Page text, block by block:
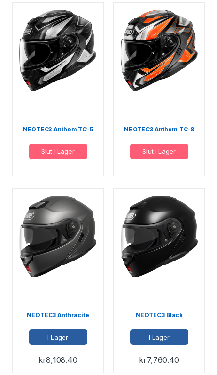
NEOTEC3 Anthem TC-5
Slut I Lager
NEOTEC3 Anthem TC-8
Slut I Lager
NEOTEC3 Anthracite
I Lager
kr8,108.40
NEOTEC3 Black
I Lager
kr7,760.40